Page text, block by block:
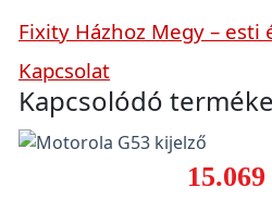
Fixity Házhoz Megy – esti
Kapcsolat
Kapcsolódó